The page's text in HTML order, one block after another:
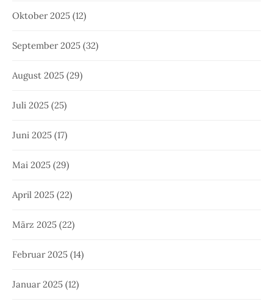
Oktober 2025 (12)
September 2025 (32)
August 2025 (29)
Juli 2025 (25)
Juni 2025 (17)
Mai 2025 (29)
April 2025 (22)
März 2025 (22)
Februar 2025 (14)
Januar 2025 (12)